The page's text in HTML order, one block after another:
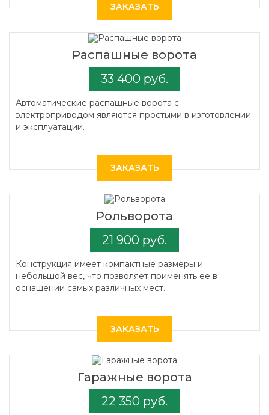
ЗАКАЗАТЬ
Распашные ворота
33 400 руб.
Автоматические распашные ворота с
электроприводом являются простыми в изготовлении
и эксплуатации.
ЗАКАЗАТЬ
Рольворота
21 900 руб.
Конструкция имеет компактные размеры и
небольшой вес, что позволяет применять ее в
оснащении самых различных мест.
ЗАКАЗАТЬ
Гаражные ворота
22 350 руб.